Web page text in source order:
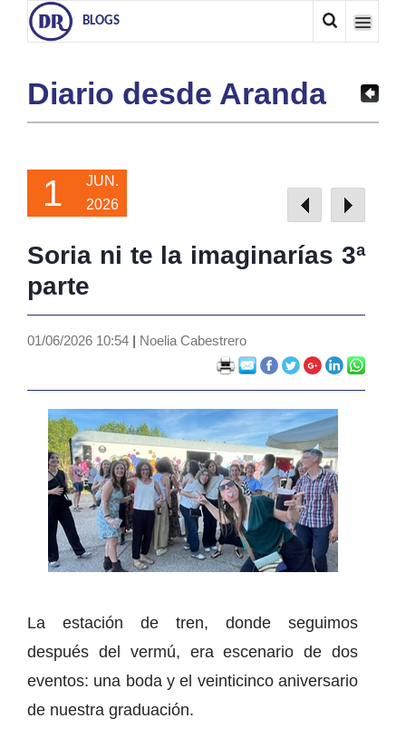
BLOGS
Diario desde Aranda
1
JUN.
2026
Soria ni te la imaginarías 3ª
parte
01/06/2026 10:54 | Noelia Cabestrero
La estación de tren, donde seguimos
después del vermú, era escenario de dos
eventos: una boda y el veinticinco aniversario
de nuestra graduación.